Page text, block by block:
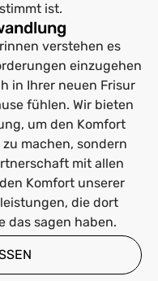
ist.
verstehen es
einzugehen
in Ihrer neuen Frisur
fühlen. Wir bieten
um den Komfort
machen, sondern
mit allen
Komfort unserer
die dort
das sagen haben.